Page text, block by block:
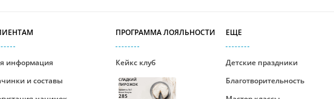
информация
и составы
ПРОГРАММА ЛОЯЛЬНОСТИ
Кейкс клуб
СЛАДКИЙ
ПИРОЖОК
Уровень №1
Ваши бонусы
285
ЕЩЕ
Детские праздники
Благотворительность